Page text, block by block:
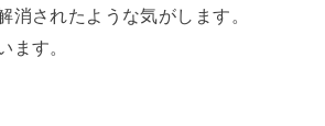
消されたような気がします。
ます。